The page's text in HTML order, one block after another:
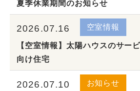
夏季休業期間のお知らせ
2026.07.16 空室情報
【空室情報】太陽ハウスのサー
向け住宅
2026.07.10 お知らせ